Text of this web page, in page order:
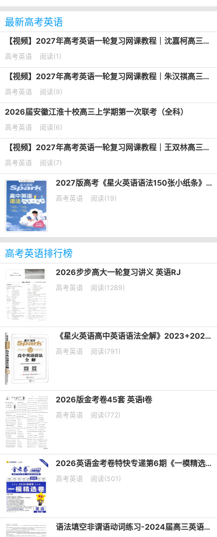
最新高考英语
【视频】2027年高考英语一轮复习网课教程｜沈嘉柯高三英语上学期暑假班视频教程
高考英语 阅读(1)
【视频】2027年高考英语一轮复习网课教程｜朱汉祺高三英语上学期暑假班视频教程
高考英语 阅读(9)
2026届安徽江淮十校高三上学期第一次联考（全科）
高考英语 阅读(6)
【视频】2027年高考英语一轮复习网课教程｜王双林高三英语上学期暑假班视频教程
高考英语 阅读(7)
2027版高考《星火英语语法150张小纸条》PDF电子版下载
高考英语 阅读(19)
高考英语排行榜
2026步步高大一轮复习讲义 英语RJ
高考英语 阅读(1289)
《星火英语高中英语语法全解》2023+2025版 电子版下载打印
高考英语 阅读(791)
2026版金考卷45套 英语I卷
高考英语 阅读(772)
2026英语金考卷特快专递第6期《一模精选卷》PDF电子版下载
高考英语 阅读(501)
语法填空非谓语动词练习-2024届高三英语二轮复习